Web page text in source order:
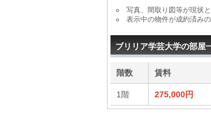
写真、間取り図等が現状
表示中の物件が成約済み
ブリリア学芸大学の部屋
階数 賃料
1階 275,000円